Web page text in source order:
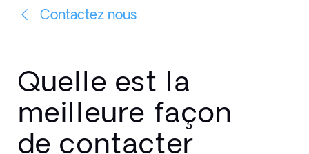
Contactez nous
Quelle est la
meilleure façon
de contacter